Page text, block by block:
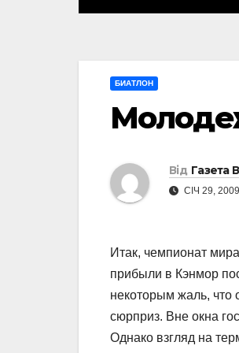
БИАТЛОН
Від Газета
СІЧ 29, 2009
Итак, чемпионат
прибыли в Кэнмор
некоторым жаль, что
сюрприз. Вне окна
Однако взгляд на